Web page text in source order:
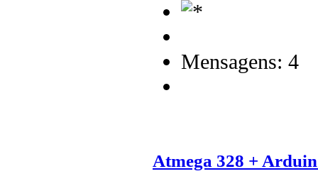
Mensagens: 4
Atmega 328 +